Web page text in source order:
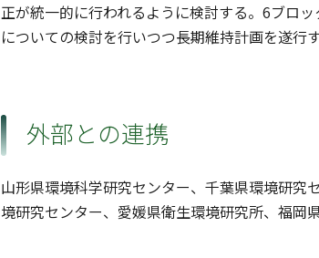
正が統一的に行われるように検討する。6ブロ
についての検討を行いつつ長期維持計画を遂行す
外部との連携
山形県環境科学研究センター、千葉県環境研究
境研究センター、愛媛県衛生環境研究所、福岡